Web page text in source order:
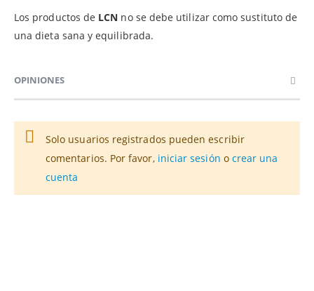
Los productos de LCN no se debe utilizar como sustituto de
una dieta sana y equilibrada.
OPINIONES
Solo usuarios registrados pueden escribir
comentarios. Por favor, iniciar sesión o crear una
cuenta